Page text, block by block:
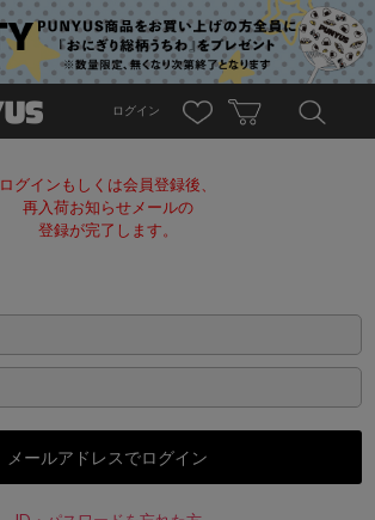
ログイン
ログインもしくは会員登録後、
再入荷お知らせメールの
登録が完了します。